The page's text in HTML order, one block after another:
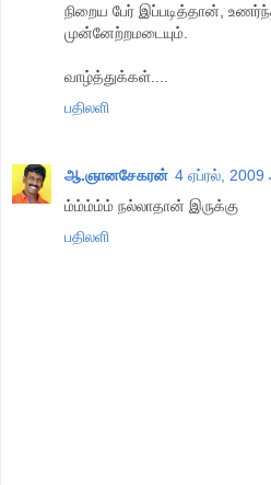
நிறைய பேர் இப்படித்தான்,
முன்னேற்றமடையும்.
வாழ்த்துக்கள்....
பதிலளி
ஆ.ஞானசேகரன் 4 ஏப்ரல்,
ம்ம்ம்ம்ம் நல்லாதான் இருக்கு
பதிலளி